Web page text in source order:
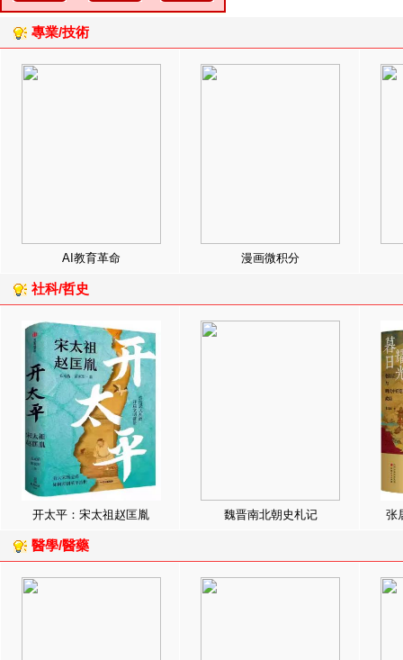
專業/技術
AI教育革命 漫画微积分
社科/哲史
开太平：宋太祖赵匡胤 魏晋南北朝史札记 张
醫學/醫藥